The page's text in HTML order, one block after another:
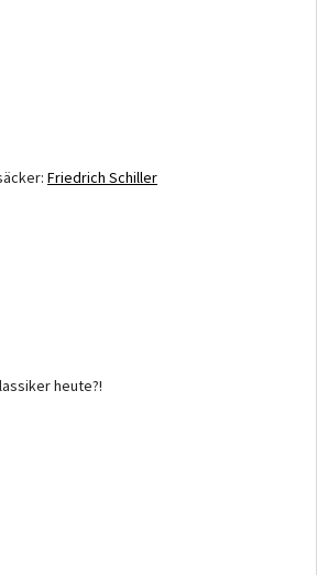
Friedrich Schiller
heute?!